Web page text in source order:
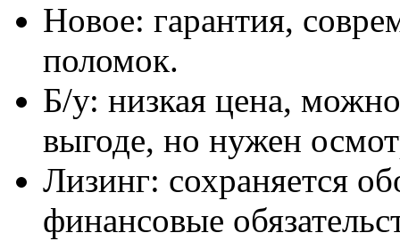
Новое: гарантия,
поломок.
Б/у: низкая цена,
выгоде, но нужен
Лизинг: сохраняется
финансовые